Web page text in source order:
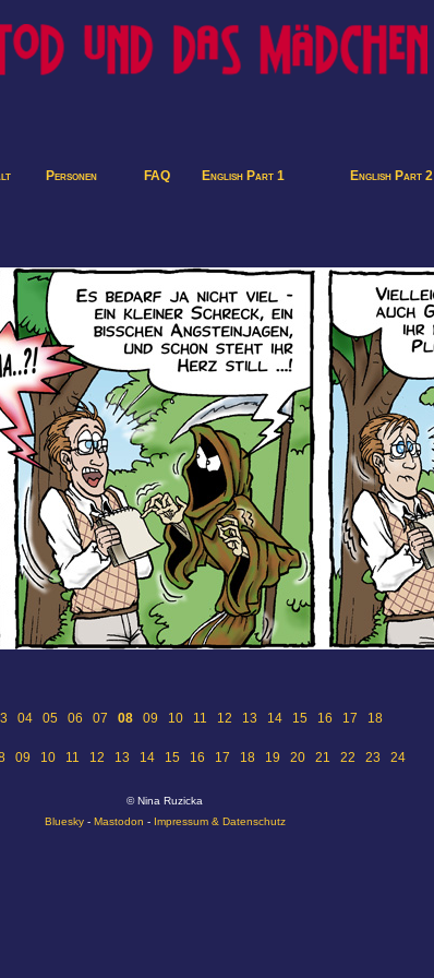
Personen FAQ English Part 1 English Part 2
04 05 06 07 08 09 10 11 12 13 14 15 16 17 18
09 10 11 12 13 14 15 16 17 18 19 20 21 22 23 24
© Nina Ruzicka
Bluesky- Mastodon - Impressum & Datenschutz